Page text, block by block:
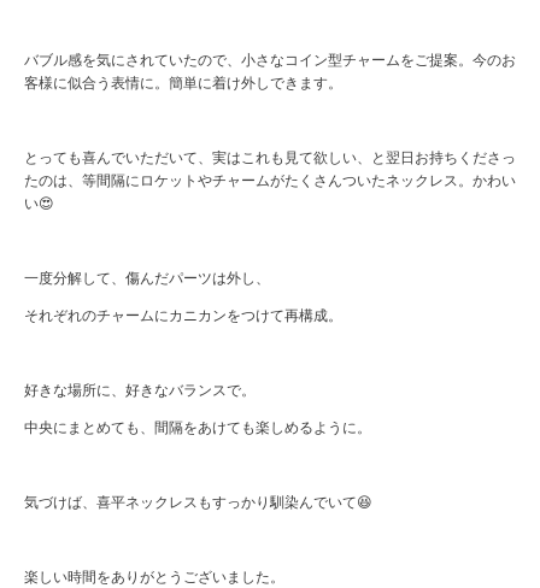
バブル感を気にされていたので、小さなコイン型チャームをご提案。今のお
客様に似合う表情に。簡単に着け外しできます。
とっても喜んでいただいて、実はこれも見て欲しい、と翌日お持ちくださっ
たのは、等間隔にロケットやチャームがたくさんついたネックレス。かわい
い😍
一度分解して、傷んだパーツは外し、
それぞれのチャームにカニカンをつけて再構成。
好きな場所に、好きなバランスで。
中央にまとめても、間隔をあけても楽しめるように。
気づけば、喜平ネックレスもすっかり馴染んでいて😆
楽しい時間をありがとうございました。